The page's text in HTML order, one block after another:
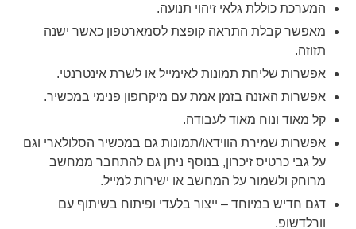
המערכת כוללת גלאי זיהוי תנועה.
מאפשר קבלת התראה קופצת לסמארטפון כאשר ישנה
תזוזה.
אפשרות שליחת תמונות לאימייל או לשרת אינטרנטי.
אפשרות האזנה בזמן אמת עם מיקרופון פנימי במכשיר.
קל מאוד ונוח מאוד לעבודה.
אפשרות שמירת הווידאו/תמונות גם במכשיר הסלולארי וגם
על גבי כרטיס זיכרון, בנוסף ניתן גם להתחבר ממחשב
מרוחק ולשמור על המחשב או ישירות למייל.
דגם חדיש במיוחד – ייצור בלעדי ופיתוח בשיתוף עם
וורלדשופ.